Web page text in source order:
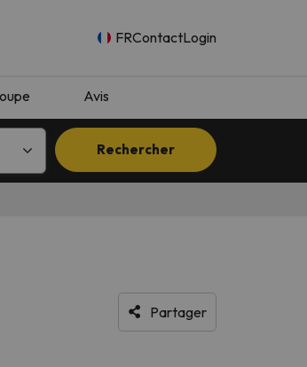
FRContactLogin
Avis
Rechercher
Partager